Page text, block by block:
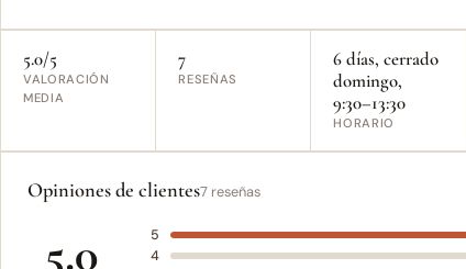
5.0/5
VALORACIÓN
MEDIA
7
RESEÑAS
6 días, cerrado
domingo,
9:30–13:30
HORARIO
Opiniones de clientes7 reseñas
5.0 5
4